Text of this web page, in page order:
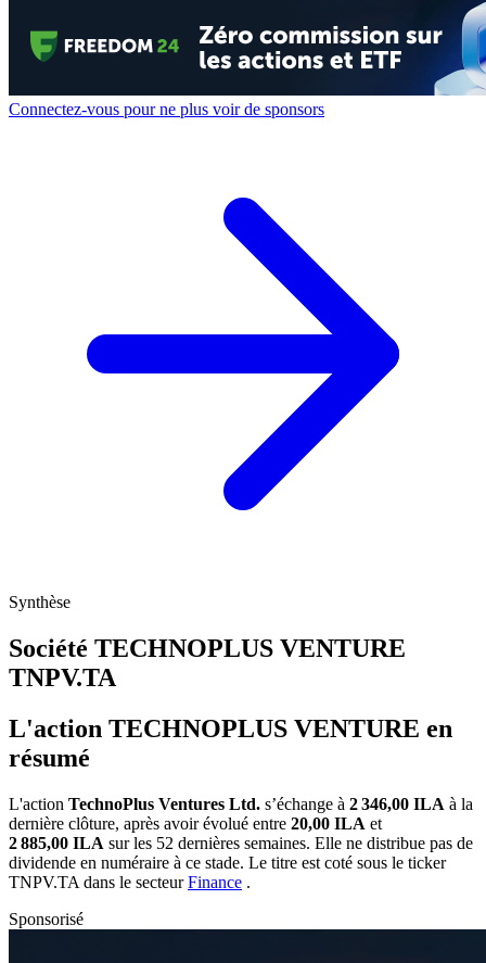
Connectez-vous pour ne plus voir de sponsors
Synthèse
Société TECHNOPLUS VENTURE
TNPV.TA
L'action TECHNOPLUS VENTURE en
résumé
L'action TechnoPlus Ventures Ltd. s’échange à 2 346,00 ILA à la
dernière clôture, après avoir évolué entre 20,00 ILA et
2 885,00 ILA sur les 52 dernières semaines. Elle ne distribue pas de
dividende en numéraire à ce stade. Le titre est coté sous le ticker
TNPV.TA dans le secteurFinance .
Sponsorisé